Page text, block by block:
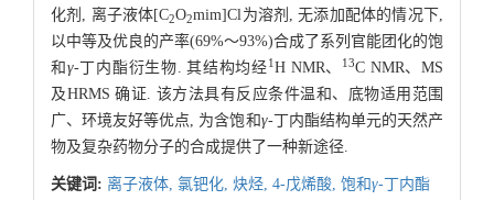
化剂, 离子液体[C2O2mim]Cl为溶剂, 无添加配体的情况下,
以中等及优良的产率(69%～93%)合成了系列官能团化的饱
和 γ-丁内酯衍生物. 其结构均经1 H NMR、 13C NMR、MS
及HRMS 确证. 该方法具有反应条件温和、底物适用范围
广、环境友好等优点, 为含饱和γ-丁内酯结构单元的天然产
物及复杂药物分子的合成提供了一种新途径.
关键词: 离子液体, 氯钯化, 炔烃, 4-戊烯酸, 饱和γ-丁内酯